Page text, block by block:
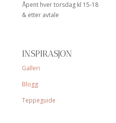
Åpent hver torsdag kl 15-18
& etter avtale
INSPIRASJON
Galleri
Blogg
Teppeguide